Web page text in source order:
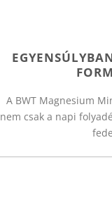
A BWT Magnesium
nem csak a napi